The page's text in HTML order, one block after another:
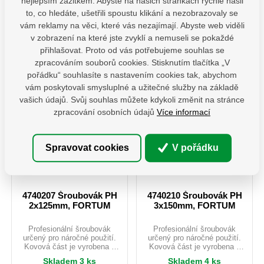
upravený tvrdochromem se
saténovým povrchem.a špička
je opatřena karbidovou vrstvou
pro vyšší tření a bezpečnější
kontakt se šroubem.
Ergonomicky tvarovaná
rukojeť je vyrobena z odolného
polypropylenu a na povrchu
doplněna kvalitní TPR pryží s
protiskluzovým efektem.
Tento design výrazně zvyšuje
krouticí sílu šroubováku a
současně zajišťuje komfortní
dlouhodobé práci.
ks
Do košíku
Sroubovak 4740201
40,50 Kč / ks
upravený tvrdochromem se
saténovým povrchem.a špička
je opatřena karbidovou vrstvou
pro vyšší tření a bezpečnější
kontakt se šroubem.
Ergonomicky tvarovaná
rukojeť je vyrobena z odolného
polypropylenu a na povrchu
doplněna kvalitní TPR pryží s
protiskluzovým efektem.
Tento design výrazně zvyšuje
krouticí sílu šroubováku a
současně zajišťuje komfortní
dlouhodobé práci.
ks
Do košíku
Sroubovak 4740204
4740207 Šroubovák PH
2x125mm, FORTUM
Profesionální šroubovák
určený pro náročné použití.
Kovová část je vyrobena z
Skladem 3 ks
4740210 Šroubovák PH
3x150mm, FORTUM
Profesionální šroubovák
určený pro náročné použití.
Kovová část je vyrobena z
Skladem 4 ks
to, co hledáte, ušetřili spoustu klikání a nezobrazovaly se
vám reklamy na věci, které vás nezajímají. Abyste web viděli
v zobrazení na které jste zvyklí a nemuseli se pokaždé
přihlašovat. Proto od vás potřebujeme souhlas se
zpracováním souborů cookies. Stisknutím tlačítka „V
pořádku“ souhlasíte s nastavením cookies tak, abychom
vám poskytovali smysluplné a užitečné služby na základě
vašich údajů. Svůj souhlas můžete kdykoli změnit na stránce
zpracování osobních údajů Více informací
Spravovat cookies V pořádku